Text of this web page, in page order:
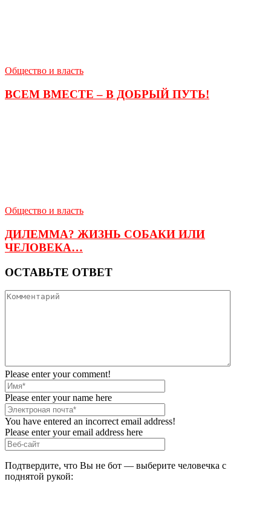
Общество и власть
ВСЕМ ВМЕСТЕ – В ДОБРЫЙ ПУТЬ!
Общество и власть
ДИЛЕММА? ЖИЗНЬ СОБАКИ ИЛИ
ЧЕЛОВЕКА…
ОСТАВЬТЕ ОТВЕТ
Please enter your comment!
Please enter your name here
You have entered an incorrect email address!
Please enter your email address here
Подтвердите, что Вы не бот — выберите человечка с
поднятой рукой: